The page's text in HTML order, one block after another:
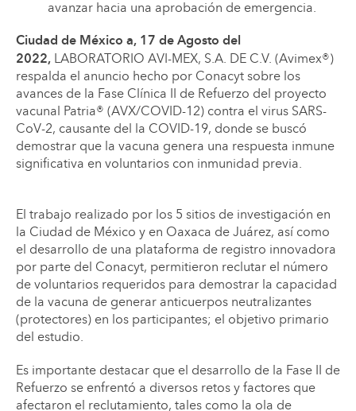
avanzar hacia una aprobación de emergencia.
Ciudad de México a, 17 de Agosto del
2022, LABORATORIO AVI-MEX, S.A. DE C.V. (Avimex®)
respalda el anuncio hecho por Conacyt sobre los
avances de la Fase Clínica II de Refuerzo del proyecto
vacunal Patria® (AVX/COVID-12) contra el virus SARS-
CoV-2, causante del la COVID-19, donde se buscó
demostrar que la vacuna genera una respuesta inmune
significativa en voluntarios con inmunidad previa.
El trabajo realizado por los 5 sitios de investigación en
la Ciudad de México y en Oaxaca de Juárez, así como
el desarrollo de una plataforma de registro innovadora
por parte del Conacyt, permitieron reclutar el número
de voluntarios requeridos para demostrar la capacidad
de la vacuna de generar anticuerpos neutralizantes
(protectores) en los participantes; el objetivo primario
del estudio.
Es importante destacar que el desarrollo de la Fase II de
Refuerzo se enfrentó a diversos retos y factores que
afectaron el reclutamiento, tales como la ola de